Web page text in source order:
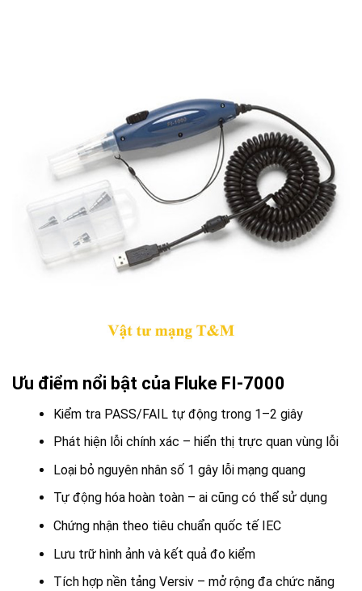
Ưu điểm nổi bật của Fluke FI-7000
Kiểm tra PASS/FAIL tự động trong 1–2 giây
Phát hiện lỗi chính xác – hiển thị trực quan vùng lỗi
Loại bỏ nguyên nhân số 1 gây lỗi mạng quang
Tự động hóa hoàn toàn – ai cũng có thể sử dụng
Chứng nhận theo tiêu chuẩn quốc tế IEC
Lưu trữ hình ảnh và kết quả đo kiểm
Tích hợp nền tảng Versiv – mở rộng đa chức năng